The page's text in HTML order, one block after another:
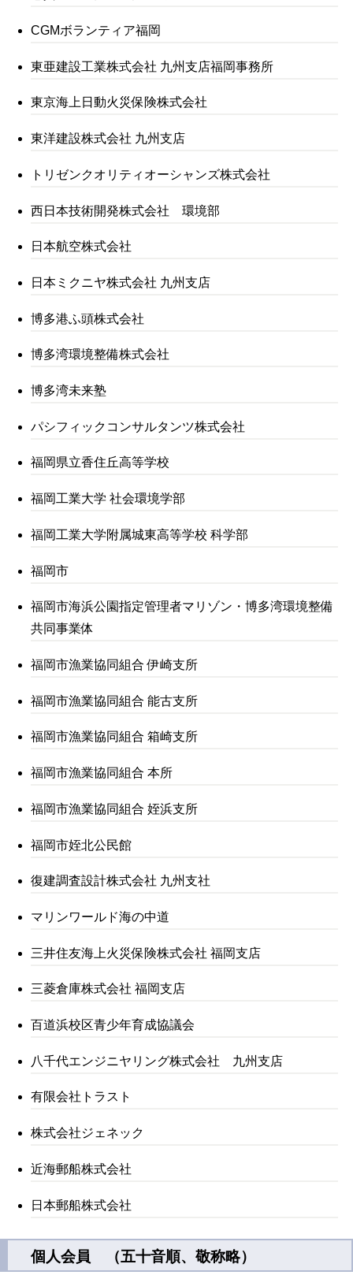
CGMボランティア福岡
東亜建設工業株式会社 九州支店福岡事務所
東京海上日動火災保険株式会社
東洋建設株式会社 九州支店
トリゼンクオリティオーシャンズ株式会社
西日本技術開発株式会社 環境部
日本航空株式会社
日本ミクニヤ株式会社 九州支店
博多港ふ頭株式会社
博多湾環境整備株式会社
博多湾未来塾
パシフィックコンサルタンツ株式会社
福岡県立香住丘高等学校
福岡工業大学 社会環境学部
福岡工業大学附属城東高等学校 科学部
福岡市
福岡市海浜公園指定管理者マリゾン・博多湾環境整備
共同事業体
福岡市漁業協同組合 伊崎支所
福岡市漁業協同組合 能古支所
福岡市漁業協同組合 箱崎支所
福岡市漁業協同組合 本所
福岡市漁業協同組合 姪浜支所
福岡市姪北公民館
復建調査設計株式会社 九州支社
マリンワールド海の中道
三井住友海上火災保険株式会社 福岡支店
三菱倉庫株式会社 福岡支店
百道浜校区青少年育成協議会
八千代エンジニヤリング株式会社 九州支店
有限会社トラスト
株式会社ジェネック
近海郵船株式会社
日本郵船株式会社
個人会員 （五十音順、敬称略）